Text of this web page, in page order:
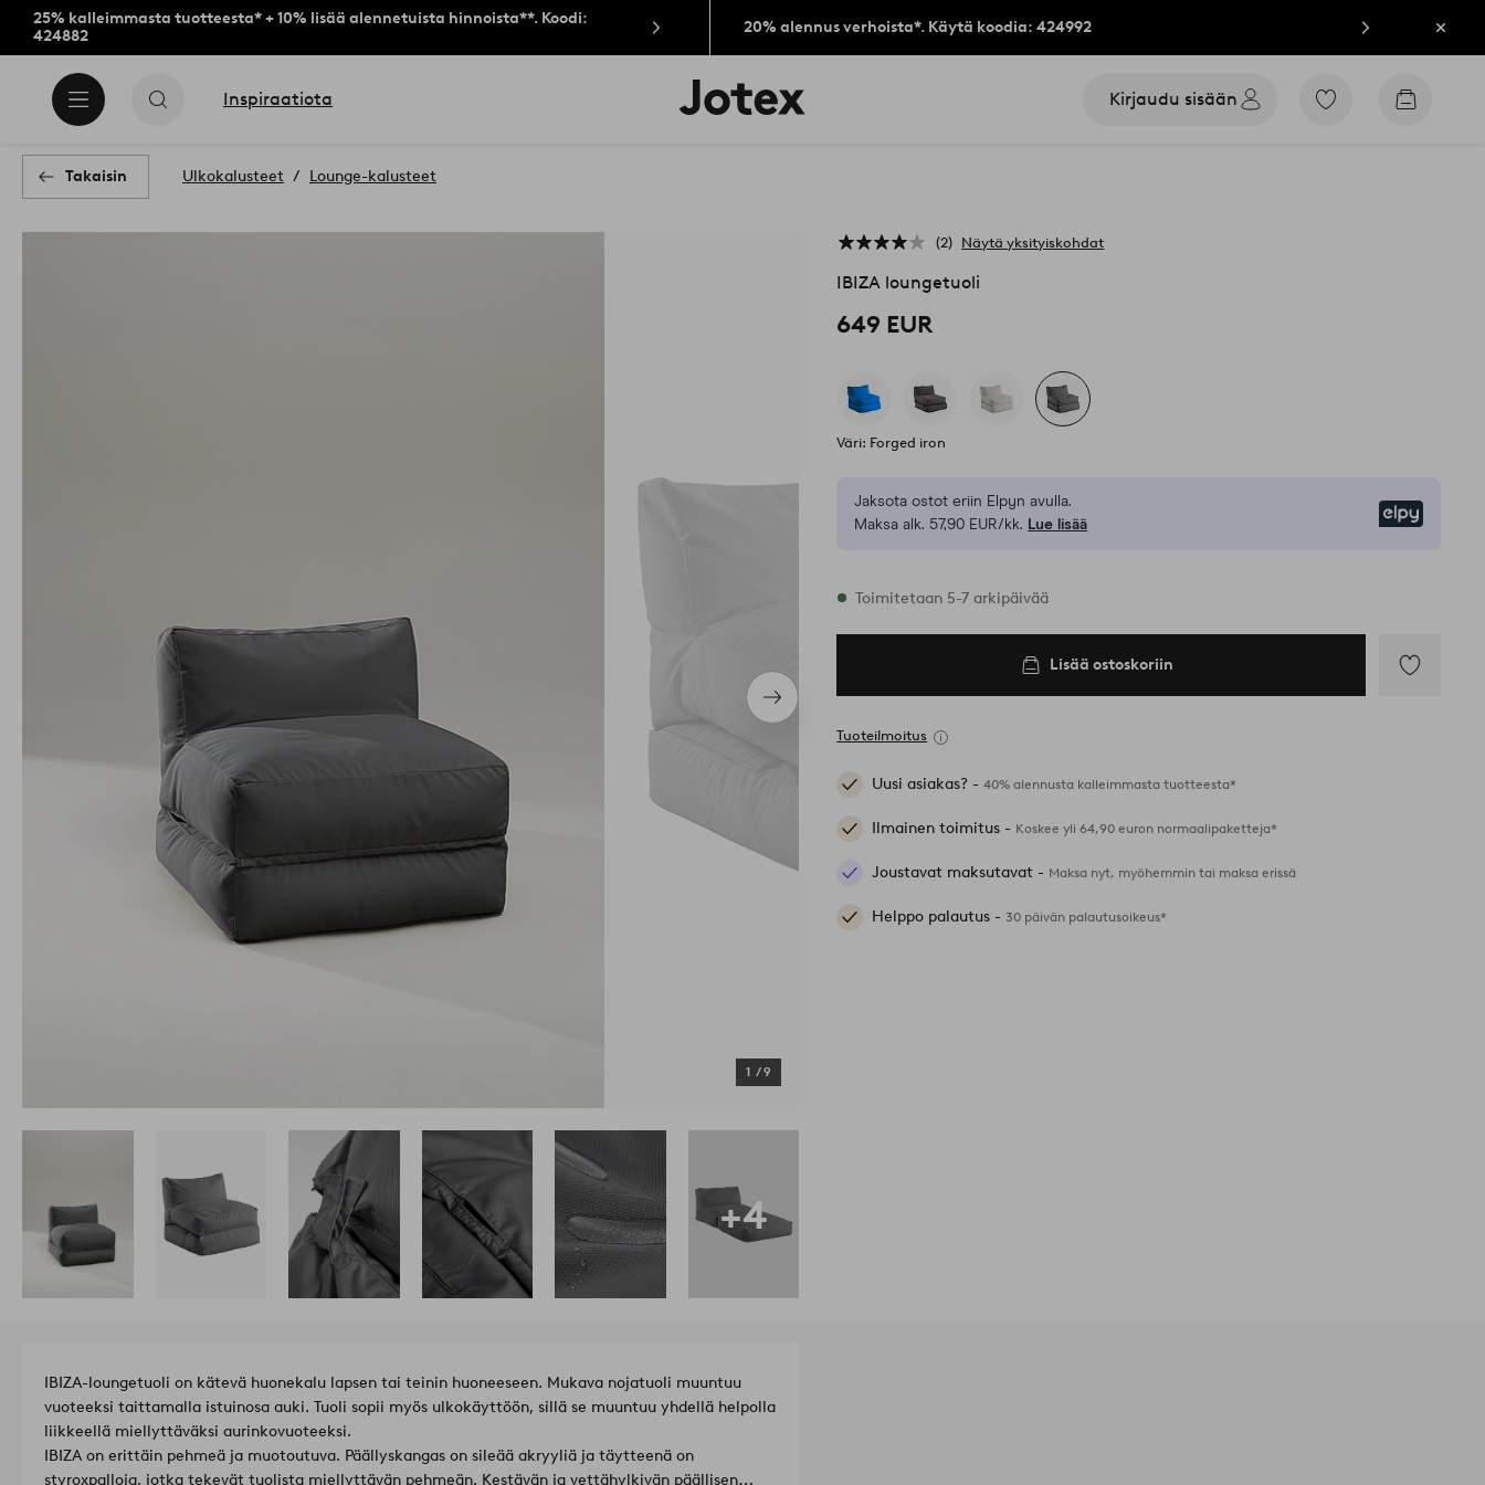
25% kalleimmasta tuotteesta* + 10% lisää alennetuista hinnoista**. Koodi:
424882
20% alennus verhoista*. Käytä koodia: 424992 Sulje
Inspiraatiota
Jotex-
logo
Kirjaudu sisään
Siirry
Siirry
Takaisin Ulkokalusteet Lounge-kalusteet
Seuraava
tuote
1 /9
2 Näytä yksityiskohdat
IBIZA loungetuoli
649 EUR
Väri: Forged iron
Jaksota ostot eriin Elpyn avulla.
Maksa alk. 57,90 EUR/kk. Lue lisää
Varastossa
Toimitetaan 5-7 arkipäivää
Lisää ostoskoriin
Tuoteilmoitus
Uusi asiakas? -40% alennusta kalleimmasta tuotteesta*
Ilmainen toimitus - Koskee yli 64,90 euron normaalipaketteja*
Joustavat maksutavat - Maksa nyt, myöhemmin tai maksa erissä
Helppo palautus -30 päivän palautusoikeus*
+4
IBIZA-loungetuoli on kätevä huonekalu lapsen tai teinin huoneeseen. Mukava nojatuoli muuntuu
vuoteeksi taittamalla istuinosa auki. Tuoli sopii myös ulkokäyttöön, sillä se muuntuu yhdellä helpolla
liikkeellä miellyttäväksi aurinkovuoteeksi.
IBIZA on erittäin pehmeä ja muotoutuva. Päällyskangas on sileää akryyliä ja täytteenä on
styroxpalloja, jotka tekevät tuolista miellyttävän pehmeän. Kestävän ja vettähylkivän päällisen